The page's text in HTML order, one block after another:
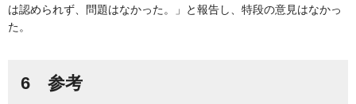
は認められず、問題はなかった。」と報告し、特段の意見はなかっ
た。
6 参考